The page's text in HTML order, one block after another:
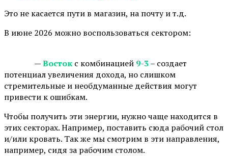
Это не касается пути в магазин, на почту и т.д.
В июне 2026 можно воспользоваться сектором:
⠀ —Восток с комбинацией 9-3– создает
потенциал увеличения дохода, но слишком
стремительные и необдуманные действия могут
привести к ошибкам.
Чтобы получить эти энергии, нужно чаще находится в
этих секторах. Например, поставить сюда рабочий стол
и/или кровать. Так же мы смотрим в эти направления,
например, сидя за рабочим столом.